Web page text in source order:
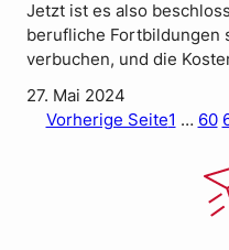
Jetzt ist es also
berufliche Fortbildungen
verbuchen, und die
27. Mai 2024
Vorherige Seite1 … 60